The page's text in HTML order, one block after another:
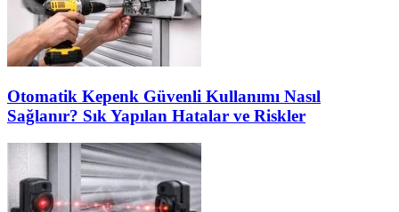
Otomatik Kepenk Güvenli Kullanımı Nasıl
Sağlanır? Sık Yapılan Hatalar ve Riskler